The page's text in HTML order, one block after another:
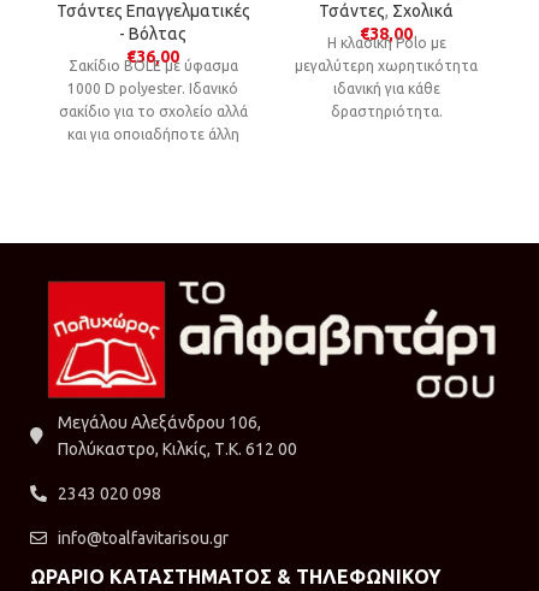
Τσάντες Επαγγελματικές
- Βόλτας
€36,00
Σακίδιο BOLE με ύφασμα
1000 D polyester. Ιδανικό
σακίδιο για το σχολείο αλλά
και για οποιαδήποτε άλλη
Τσάντες, Σχολικά
€38,00
Η κλασική Polo με
μεγαλύτερη χωρητικότητα
ιδανική για κάθε
δραστηριότητα.
Μεγάλου Αλεξάνδρου 106,
Πολύκαστρο, Κιλκίς, Τ.Κ. 612 00
2343 020 098
info@toalfavitarisou.gr
ΩΡΑΡΙΟ ΚΑΤΑΣΤΗΜΑΤΟΣ & ΤΗΛΕΦΩΝΙΚΟΥ